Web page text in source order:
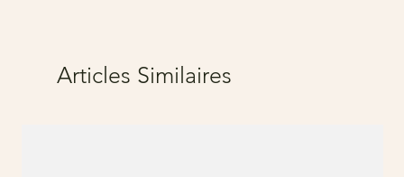
Articles Similaires